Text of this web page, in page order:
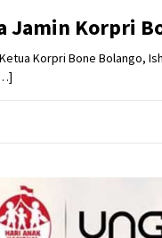
Jamin Korpri
Korpri Bone Bolango,